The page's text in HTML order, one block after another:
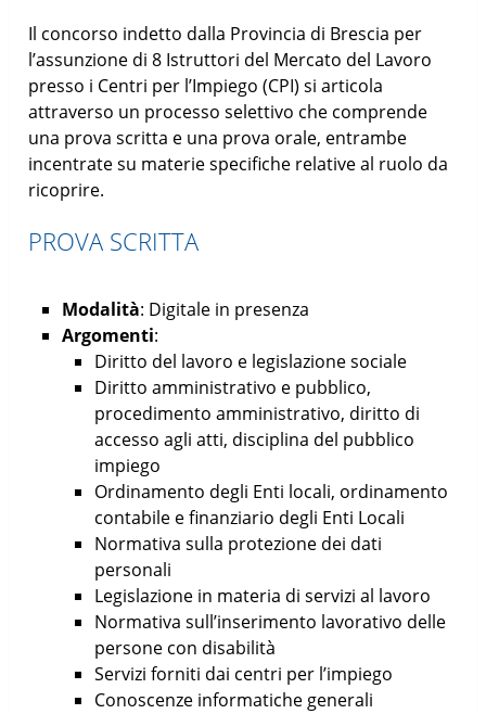
Il concorso indetto dalla Provincia di Brescia per
l’assunzione di 8 Istruttori del Mercato del Lavoro
presso i Centri per l’Impiego (CPI) si articola
attraverso un processo selettivo che comprende
una prova scritta e una prova orale, entrambe
incentrate su materie specifiche relative al ruolo da
ricoprire.
PROVA SCRITTA
Modalità: Digitale in presenza
Argomenti:
Diritto del lavoro e legislazione sociale
Diritto amministrativo e pubblico,
procedimento amministrativo, diritto di
accesso agli atti, disciplina del pubblico
impiego
Ordinamento degli Enti locali, ordinamento
contabile e finanziario degli Enti Locali
Normativa sulla protezione dei dati
personali
Legislazione in materia di servizi al lavoro
Normativa sull’inserimento lavorativo delle
persone con disabilità
Servizi forniti dai centri per l’impiego
Conoscenze informatiche generali